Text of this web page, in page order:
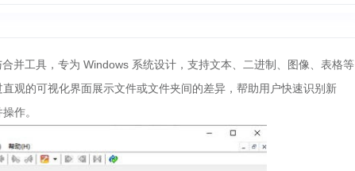
并工具，专为 Windows 系统设计，支持文本、二进制、图像、表格等
观的可视化界面展示文件或文件夹间的差异，帮助用户快速识别新
作。